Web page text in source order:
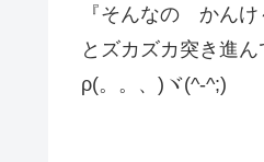
『そんなの かん
とズカズカ突き進ん
ρ(。。、)ヾ(^-^;)